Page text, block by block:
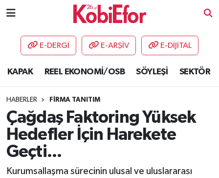
E-DERGİ E-ARŞİV E-DİJİTAL
KAPAK REEL EKONOMİ/OSB SÖYLEŞİ SEKTÖR
HABERLER FİRMA TANITIM
Çağdaş Faktoring Yüksek
Hedefler İçin Harekete
Geçti...
Kurumsallaşma sürecinin ulusal ve uluslararası
AKADEMİ
DESTEK-TEŞVİK
ETKİNLİK
GÜNCEL
HABERLER